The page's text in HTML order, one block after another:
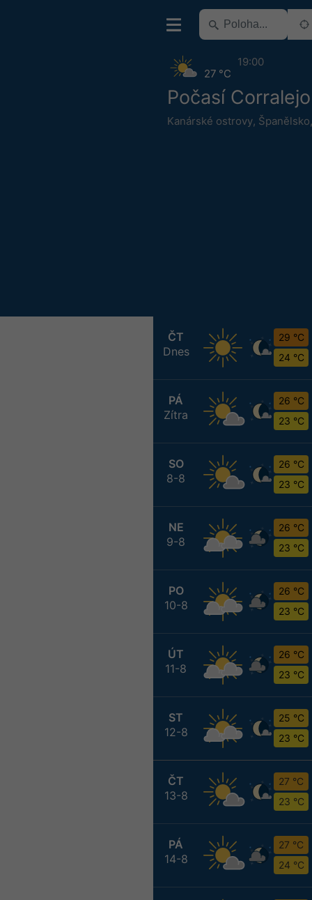
Počasí Corralejo
Kanárské ostrovy, Španělsko
27 °C
19:00
ČT
Dnes
29 °C
24 °C
PÁ
Zítra
26 °C
23 °C
SO
8-8
26 °C
23 °C
NE
9-8
26 °C
23 °C
PO
10-8
26 °C
23 °C
ÚT
11-8
26 °C
23 °C
ST
12-8
25 °C
23 °C
ČT
13-8
27 °C
23 °C
PÁ
14-8
27 °C
24 °C